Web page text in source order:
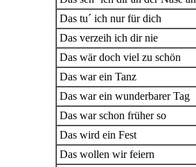
Das tu´ ich nur für dich
Das verzeih ich dir nie
Das wär doch viel zu schön
Das war ein Tanz
Das war ein wunderbarer Tag
Das war schon früher so
Das wird ein Fest
Das wollen wir feiern